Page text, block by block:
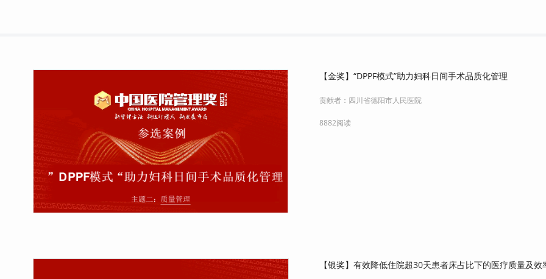
【金奖】“DPPF模式”助力妇科日间手术品质化管理
贡献者： 四川省德阳市人民医院
8882阅读
【银奖】有效降低住院超30天患者床占比下的医疗质量及效